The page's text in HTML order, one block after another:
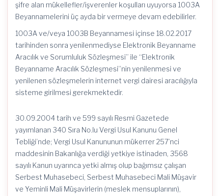
şifre alan mükellefler/işverenler koşulları uyuyorsa 1003A
Beyannamelerini üç ayda bir vermeye devam edebilirler.
1003A ve/veya 1003B Beyannamesi içinse 18.02.2017
tarihinden sonra yenilenmediyse Elektronik Beyanname
Aracılık ve Sorumluluk Sözleşmesi” ile “Elektronik
Beyanname Aracılık Sözleşmesi”nin yenilenmesi ve
yenilenen sözleşmelerin internet vergi dairesi aracılığıyla
sisteme girilmesi gerekmektedir.
30.09.2004 tarih ve 599 sayılı Resmi Gazetede
yayımlanan 340 Sıra No.lu Vergi Usul Kanunu Genel
Tebliği’nde; Vergi Usul Kanununun mükerrer 257’nci
maddesinin Bakanlığa verdiği yetkiye istinaden, 3568
sayılı Kanun uyarınca yetki almış olup bağımsız çalışan
Serbest Muhasebeci, Serbest Muhasebeci Mali Müşavir
ve Yeminli Mali Müşavirlerin (meslek mensuplarının),